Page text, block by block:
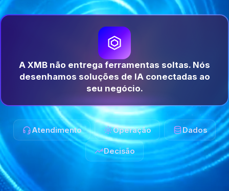
A XMB não entrega ferramentas soltas. Nós
desenhamos soluções de IA conectadas ao
seu negócio.
Atendimento Operação Dados
Decisão